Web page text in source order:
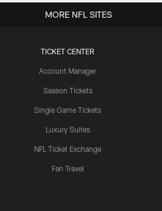
TICKET CENTER
Account Manager
Season Tickets
Single Game Tickets
Luxury Suites
NFL Ticket Exchange
Fan Travel
MORE NFL SITES